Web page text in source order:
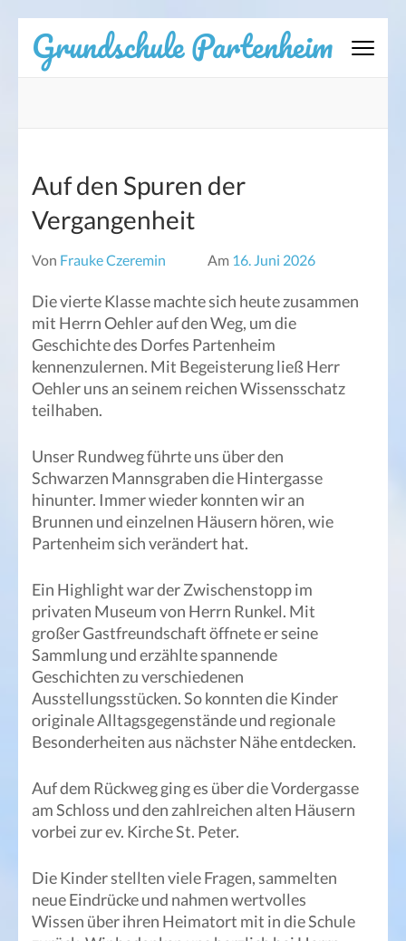
Inhalt
springen
Grundschule Partenheim
Auf den Spuren der
Vergangenheit
Von Frauke Czeremin Am 16. Juni 2026
Die vierte Klasse machte sich heute zusammen
mit Herrn Oehler auf den Weg, um die
Geschichte des Dorfes Partenheim
kennenzulernen. Mit Begeisterung ließ Herr
Oehler uns an seinem reichen Wissensschatz
teilhaben.
Unser Rundweg führte uns über den
Schwarzen Mannsgraben die Hintergasse
hinunter. Immer wieder konnten wir an
Brunnen und einzelnen Häusern hören, wie
Partenheim sich verändert hat.
Ein Highlight war der Zwischenstopp im
privaten Museum von Herrn Runkel. Mit
großer Gastfreundschaft öffnete er seine
Sammlung und erzählte spannende
Geschichten zu verschiedenen
Ausstellungsstücken. So konnten die Kinder
originale Alltagsgegenstände und regionale
Besonderheiten aus nächster Nähe entdecken.
Auf dem Rückweg ging es über die Vordergasse
am Schloss und den zahlreichen alten Häusern
vorbei zur ev. Kirche St. Peter.
Die Kinder stellten viele Fragen, sammelten
neue Eindrücke und nahmen wertvolles
Wissen über ihren Heimatort mit in die Schule